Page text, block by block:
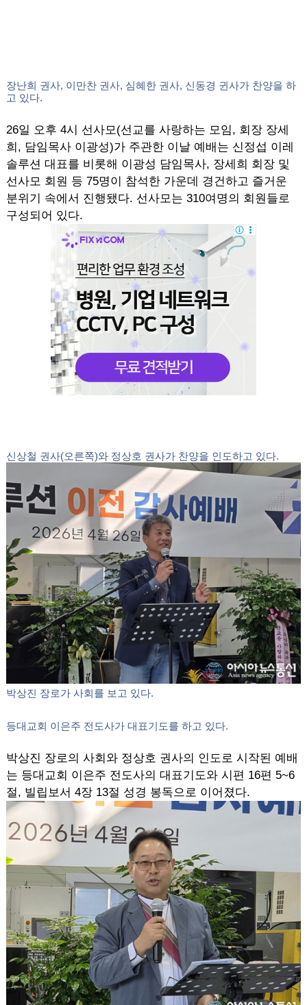
장난희 권사, 이만찬 권사, 심혜한 권사, 신동경 귄사가 찬양을 하
고 있다.
26일 오후 4시 선사모(선교를 사랑하는 모임, 회장 장세
희, 담임목사 이광성)가 주관한 이날 예배는 신정섭 이레
솔루션 대표를 비롯해 이광성 담임목사, 장세희 회장 및
선사모 회원 등 75명이 참석한 가운데 경건하고 즐거운
분위기 속에서 진행됐다. 선사모는 310여명의 회원들로
구성되어 있다.
신상철 권사(오른쪽)와 정상호 권사가 찬양을 인도하고 있다.
박상진 장로가 사회를 보고 있다.
등대교회 이은주 전도사가 대표기도를 하고 있다.
박상진 장로의 사회와 정상호 권사의 인도로 시작된 예배
는 등대교회 이은주 전도사의 대표기도와 시편 16편 5~6
절, 빌립보서 4장 13절 성경 봉독으로 이어졌다.